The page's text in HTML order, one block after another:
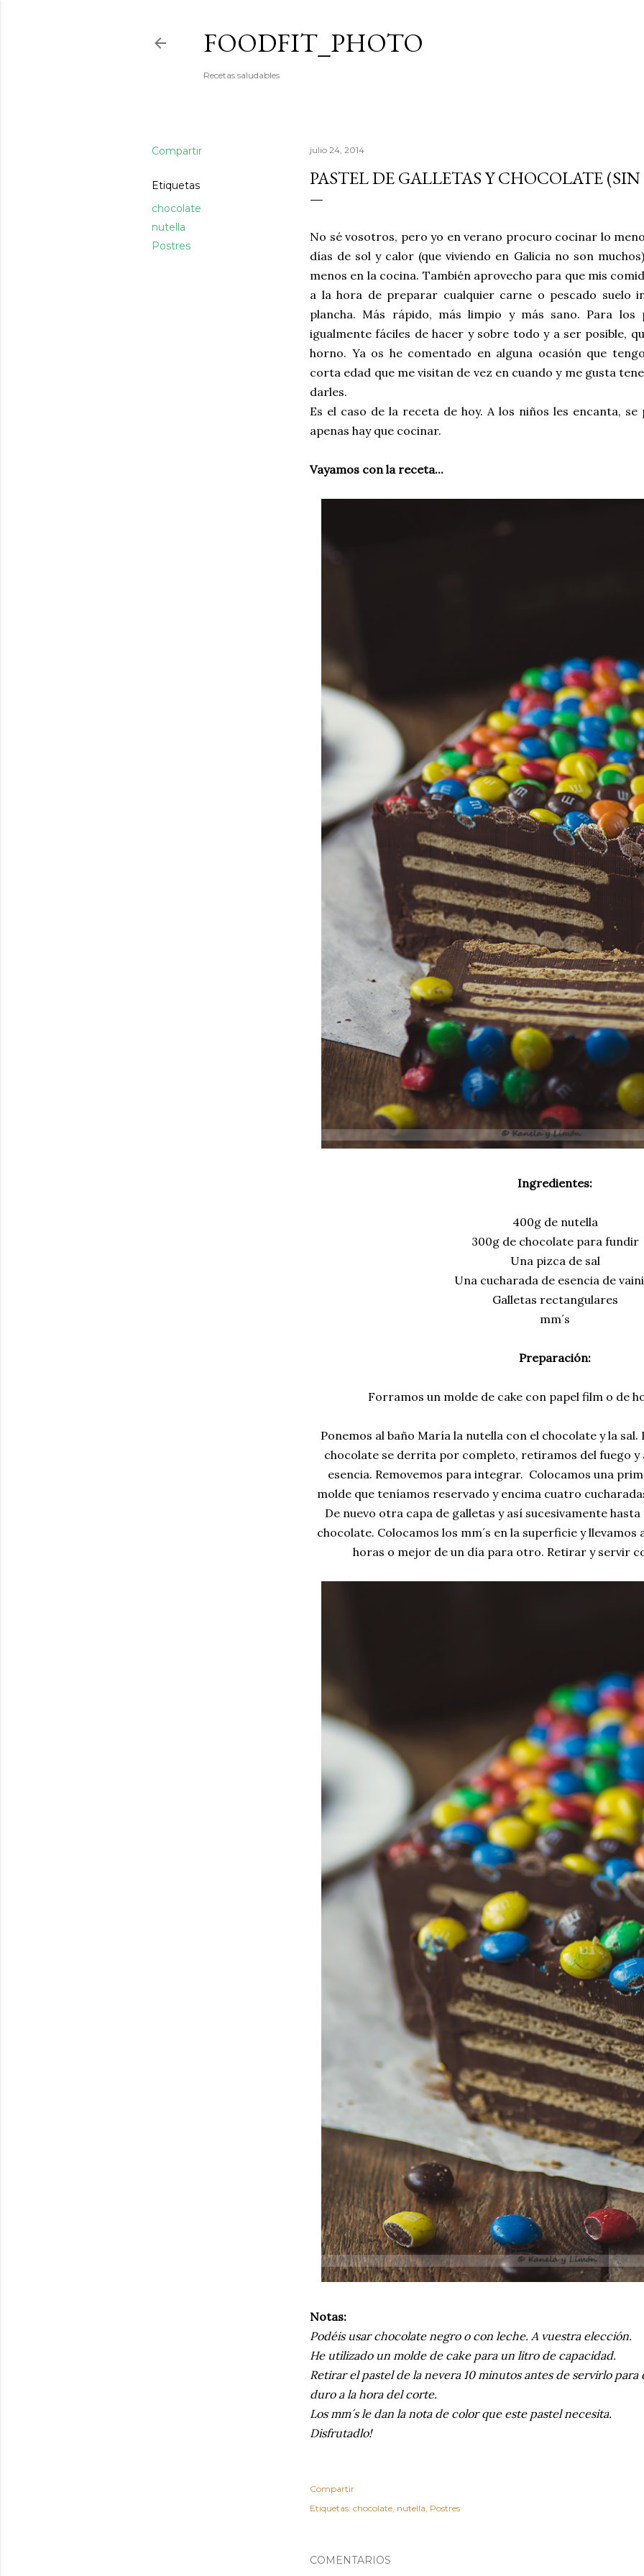
FOODFIT_PHOTO
Recetas saludables
Compartir
Etiquetas
chocolate
nutella
Postres
julio 24, 2014
PASTEL DE GALLETAS Y CHOCOLATE
No sé vosotros, pero yo en verano procuro cocinar lo
días de sol y calor (que viviendo en Galicia no son
menos en la cocina. También aprovecho para que mis
a la hora de preparar cualquier carne o pescado suelo
plancha. Más rápido, más limpio y más sano. Para los
igualmente fáciles de hacer y sobre todo y a ser posible,
horno. Ya os he comentado en alguna ocasión que
corta edad que me visitan de vez en cuando y me gusta
darles.
Es el caso de la receta de hoy. A los niños les encanta,
apenas hay que cocinar.
Vayamos con la receta...
Ingredientes:
400g de nutella
300g de chocolate para fundir
Una pizca de sal
Una cucharada de esencia de
Galletas rectangulares
mm´s
Preparación:
Forramos un molde de cake con papel film o de
Ponemos al baño María la nutella con el chocolate y la sal.
chocolate se derrita por completo, retiramos del fuego y
esencia. Removemos para integrar. Colocamos una
molde que teníamos reservado y encima cuatro
De nuevo otra capa de galletas y así sucesivamente
chocolate. Colocamos los mm´s en la superficie y llevamos
horas o mejor de un día para otro. Retirar y servir
Notas:
Podéis usar chocolate negro o con leche. A vuestra elección.
He utilizado un molde de cake para un litro de capacidad.
Retirar el pastel de la nevera 10 minutos antes de servirlo
duro a la hora del corte.
Los mm´s le dan la nota de color que este pastel necesita.
Disfrutadlo!
Compartir
Etiquetas: chocolate nutella Postres
COMENTARIOS